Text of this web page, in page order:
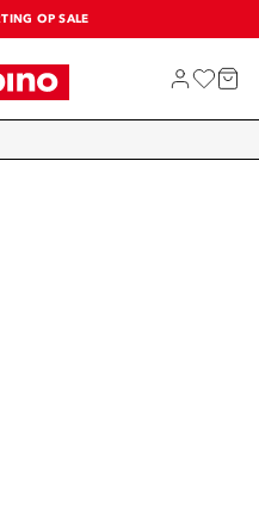
OP SALE
KANS!